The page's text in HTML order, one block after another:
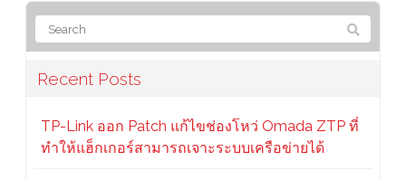
Recent Posts
TP-Link ออก Patch แก้ไขช่องโหว่ Omada ZTP ที่
ทำให้แฮ็กเกอร์สามารถเจาะระบบเครือข่ายได้